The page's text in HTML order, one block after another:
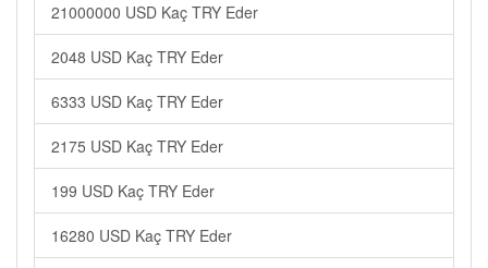
21000000 USD Kaç TRY Eder
2048 USD Kaç TRY Eder
6333 USD Kaç TRY Eder
2175 USD Kaç TRY Eder
199 USD Kaç TRY Eder
16280 USD Kaç TRY Eder